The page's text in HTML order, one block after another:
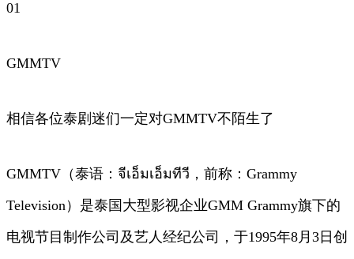
01
GMMTV
相信各位泰剧迷们一定对GMMTV不陌生了
GMMTV（泰语：จีเอ็มเอ็มทีวี，前称：Grammy
Television）是泰国大型影视企业GMM Grammy旗下的
电视节目制作公司及艺人经纪公司，于1995年8月3日创